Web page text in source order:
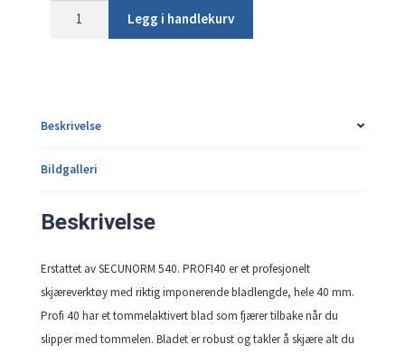
Secunorm
av
540)
Legg i handlekurv
Beskrivelse
Bildgalleri
Beskrivelse
Erstattet av SECUNORM 540. PROFI40 er et profesjonelt
skjæreverktøy med riktig imponerende bladlengde, hele 40 mm.
Profi 40 har et tommelaktivert blad som fjærer tilbake når du
slipper med tommelen. Bladet er robust og takler å skjære alt du